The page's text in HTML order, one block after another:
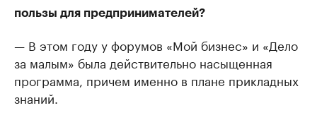
пользы для предпринимателей?
— В этом году у форумов «Мой бизнес» и «Дело
за малым» была действительно насыщенная
программа, причем именно в плане прикладных
знаний.